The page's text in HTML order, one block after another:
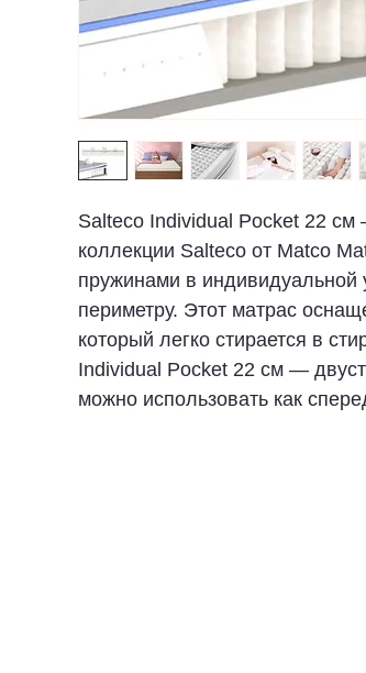
Salteco Individual Pocket 22
коллекции Salteco от Matco
пружинами в индивидуальной
периметру. Этот матрас
который легко стирается в
Individual Pocket 22 см —
можно использовать как